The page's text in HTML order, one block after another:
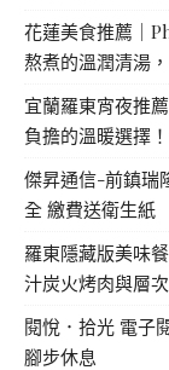
花蓮美食推薦｜
熬煮的溫潤清湯
宜蘭羅東宵夜推
負擔的溫暖選擇
傑昇通信-前鎮瑞
全 繳費送衛生紙
羅東隱藏版美味
汁炭火烤肉與層
閱悅．拾光 電子
腳步休息